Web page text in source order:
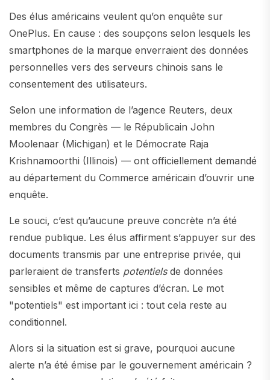
Des élus américains veulent qu’on enquête sur
OnePlus. En cause : des soupçons selon lesquels les
smartphones de la marque enverraient des données
personnelles vers des serveurs chinois sans le
consentement des utilisateurs.
Selon une information de l’agence Reuters, deux
membres du Congrès — le Républicain John
Moolenaar (Michigan) et le Démocrate Raja
Krishnamoorthi (Illinois) — ont officiellement demandé
au département du Commerce américain d’ouvrir une
enquête.
Le souci, c’est qu’aucune preuve concrète n’a été
rendue publique. Les élus affirment s’appuyer sur des
documents transmis par une entreprise privée, qui
parleraient de transferts potentielsde données
sensibles et même de captures d’écran. Le mot
"potentiels" est important ici : tout cela reste au
conditionnel.
Alors si la situation est si grave, pourquoi aucune
alerte n’a été émise par le gouvernement américain ?